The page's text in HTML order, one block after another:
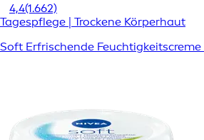
4,4(1.662)
Tagespflege | Trockene Körperhaut
Soft Erfrischende Feuchtigkeitscreme